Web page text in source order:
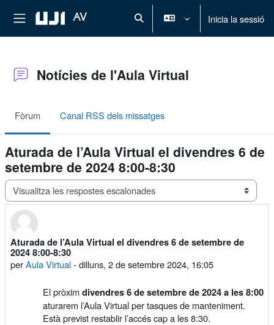
Panell lateral
AV Commuta l'entrada de la cerca
Inicia la sessió
Notícies de l'Aula Virtual
Fòrum Canal RSS dels missatges
Aturada de l’Aula Virtual el divendres 6 de
setembre de 2024 8:00-8:30
Mode de visualització
Aturada de l’Aula Virtual el divendres 6 de setembre de
2024 8:00-8:30
perAula Virtual-dilluns, 2 de setembre 2024, 16:05
Nombre de respostes: 0
El pròximdivendres 6 de setembre de 2024 a les 8:00
aturarem l’Aula Virtual per tasques de manteniment.
Està previst restablir l’accés cap a les 8:30.